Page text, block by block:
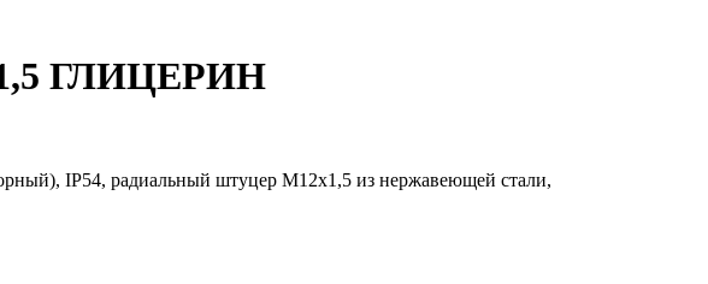
ГЛИЦЕРИН
IP54, радиальный штуцер М12х1,5 из нержавеющей стали,